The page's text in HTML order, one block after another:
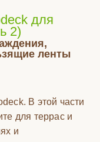
для
2)
ленты
В этой части
для террас и
и